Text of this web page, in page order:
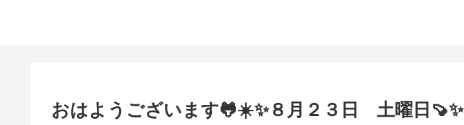
おはようございます🐸☀️✨８月２３日 土曜日🍠✨